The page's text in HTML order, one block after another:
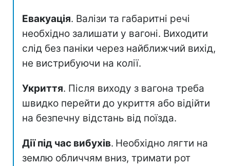
Евакуація. Валізи та габаритні речі
необхідно залишати у вагоні. Виходити
слід без паніки через найближчий вихід,
не вистрибуючи на колії.
Укриття. Після виходу з вагона треба
швидко перейти до укриття або відійти
на безпечну відстань від поїзда.
Дії під час вибухів. Необхідно лягти на
землю обличчям вниз, тримати рот